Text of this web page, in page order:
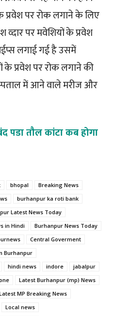
प्रवेश पर रोक लगाने के लिए
व्दार पर मवेशियों के प्रवेश
लगाई गई है उसमें
प्रवेश पर रोक लगाने की
में आने वाले मरीज और
पडा तौल कांटा कब होगा
bhopal
Breaking News
burhanpur ka roti bank
Latest News Today
in Hindi
Burhanpur News Today
Central Goverment
Burhanpur
hindi news indore
jabalpur
Latest Burhanpur (mp) News
MP Breaking News
Local news